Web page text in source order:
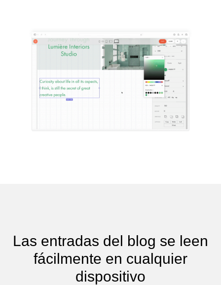
Las entradas del blog se leen
fácilmente en cualquier
dispositivo